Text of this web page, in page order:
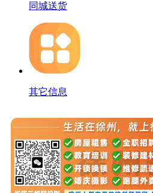
同城送货
其它信息